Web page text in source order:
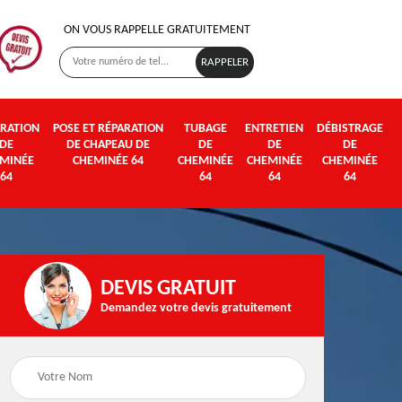
ON VOUS RAPPELLE GRATUITEMENT
DE
64
POSE ET RÉPARATION
DE CHAPEAU DE
CHEMINÉE 64
TUBAGE
DE
CHEMINÉE
64
ENTRETIEN
DE
CHEMINÉE
64
DÉBISTRAGE
DE
CHEMINÉE
64
Poseur et pose de
DEVIS GRATUIT
Demandez votre devis gratuitement